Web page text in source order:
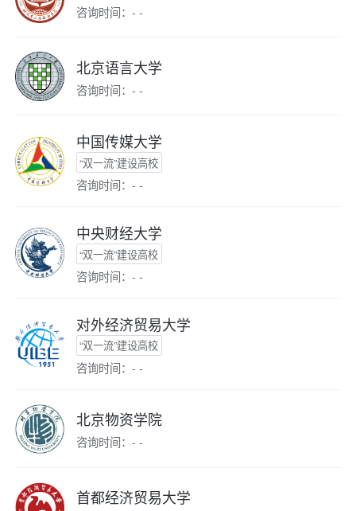
咨询时间：- -
北京语言大学
咨询时间：- -
中国传媒大学
“双一流”建设高校
咨询时间：- -
中央财经大学
“双一流”建设高校
咨询时间：- -
对外经济贸易大学
“双一流”建设高校
咨询时间：- -
北京物资学院
咨询时间：- -
首都经济贸易大学